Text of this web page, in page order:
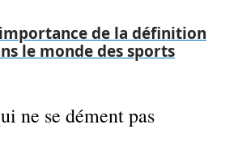
de la définition
le monde des sports
ne se dément pas